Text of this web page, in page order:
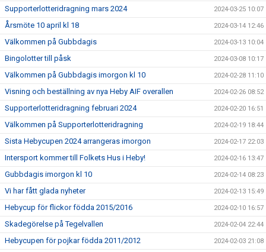
Supporterlotteridragning mars 2024 2024-03-25 10:07
Årsmöte 10 april kl 18 2024-03-14 12:46
Välkommen på Gubbdagis 2024-03-13 10:04
Bingolotter till påsk 2024-03-08 10:17
Välkommen på Gubbdagis imorgon kl 10 2024-02-28 11:10
Visning och beställning av nya Heby AIF overallen 2024-02-26 08:52
Supporterlotteridragning februari 2024 2024-02-20 16:51
Välkommen på Supporterlotteridragning 2024-02-19 18:44
Sista Hebycupen 2024 arrangeras imorgon 2024-02-17 22:03
Intersport kommer till Folkets Hus i Heby! 2024-02-16 13:47
Gubbdagis imorgon kl 10 2024-02-14 08:23
Vi har fått glada nyheter 2024-02-13 15:49
Hebycup för flickor födda 2015/2016 2024-02-10 16:57
Skadegörelse på Tegelvallen 2024-02-04 22:44
Hebycupen för pojkar födda 2011/2012 2024-02-03 21:08